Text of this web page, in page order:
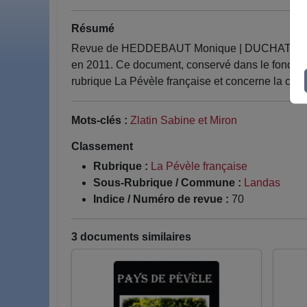
Résumé
Revue de HEDDEBAUT Monique |
en 2011. Ce document, conservé dans le fonds
rubrique La Pévèle française et concerne la
Mots-clés : Zlatin Sabine et Miron
Classement
Rubrique : La Pévèle française
Sous-Rubrique / Commune : Landas
Indice / Numéro de revue : 70
3 documents similaires